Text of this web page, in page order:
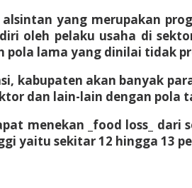
yang merupakan
oleh pelaku usaha di
pola lama yang dinilai tidak
kabupaten akan banyak
dan lain-lain dengan pola
menekan _food loss_ dari
yaitu sekitar 12 hingga 13